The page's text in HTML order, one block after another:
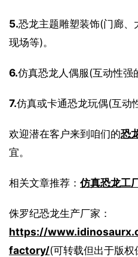
5.恐龙主题雕塑装饰(门廊
现场等)。
6.仿真恐龙人偶服(互动性强
7.仿真或卡通恐龙玩偶(互动
欢迎潜在客户来到咱们的恐
宜。
相关文章推荐： 仿真恐龙工
侏罗纪恐龙生产厂家：
https://
factory/(可转载但出于版